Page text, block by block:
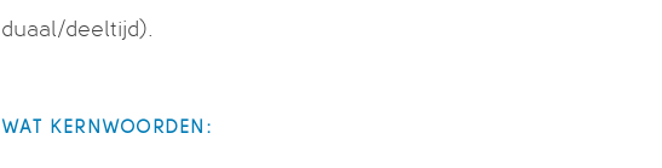
duaal/deeltijd).
WAT KERNWOORDEN: